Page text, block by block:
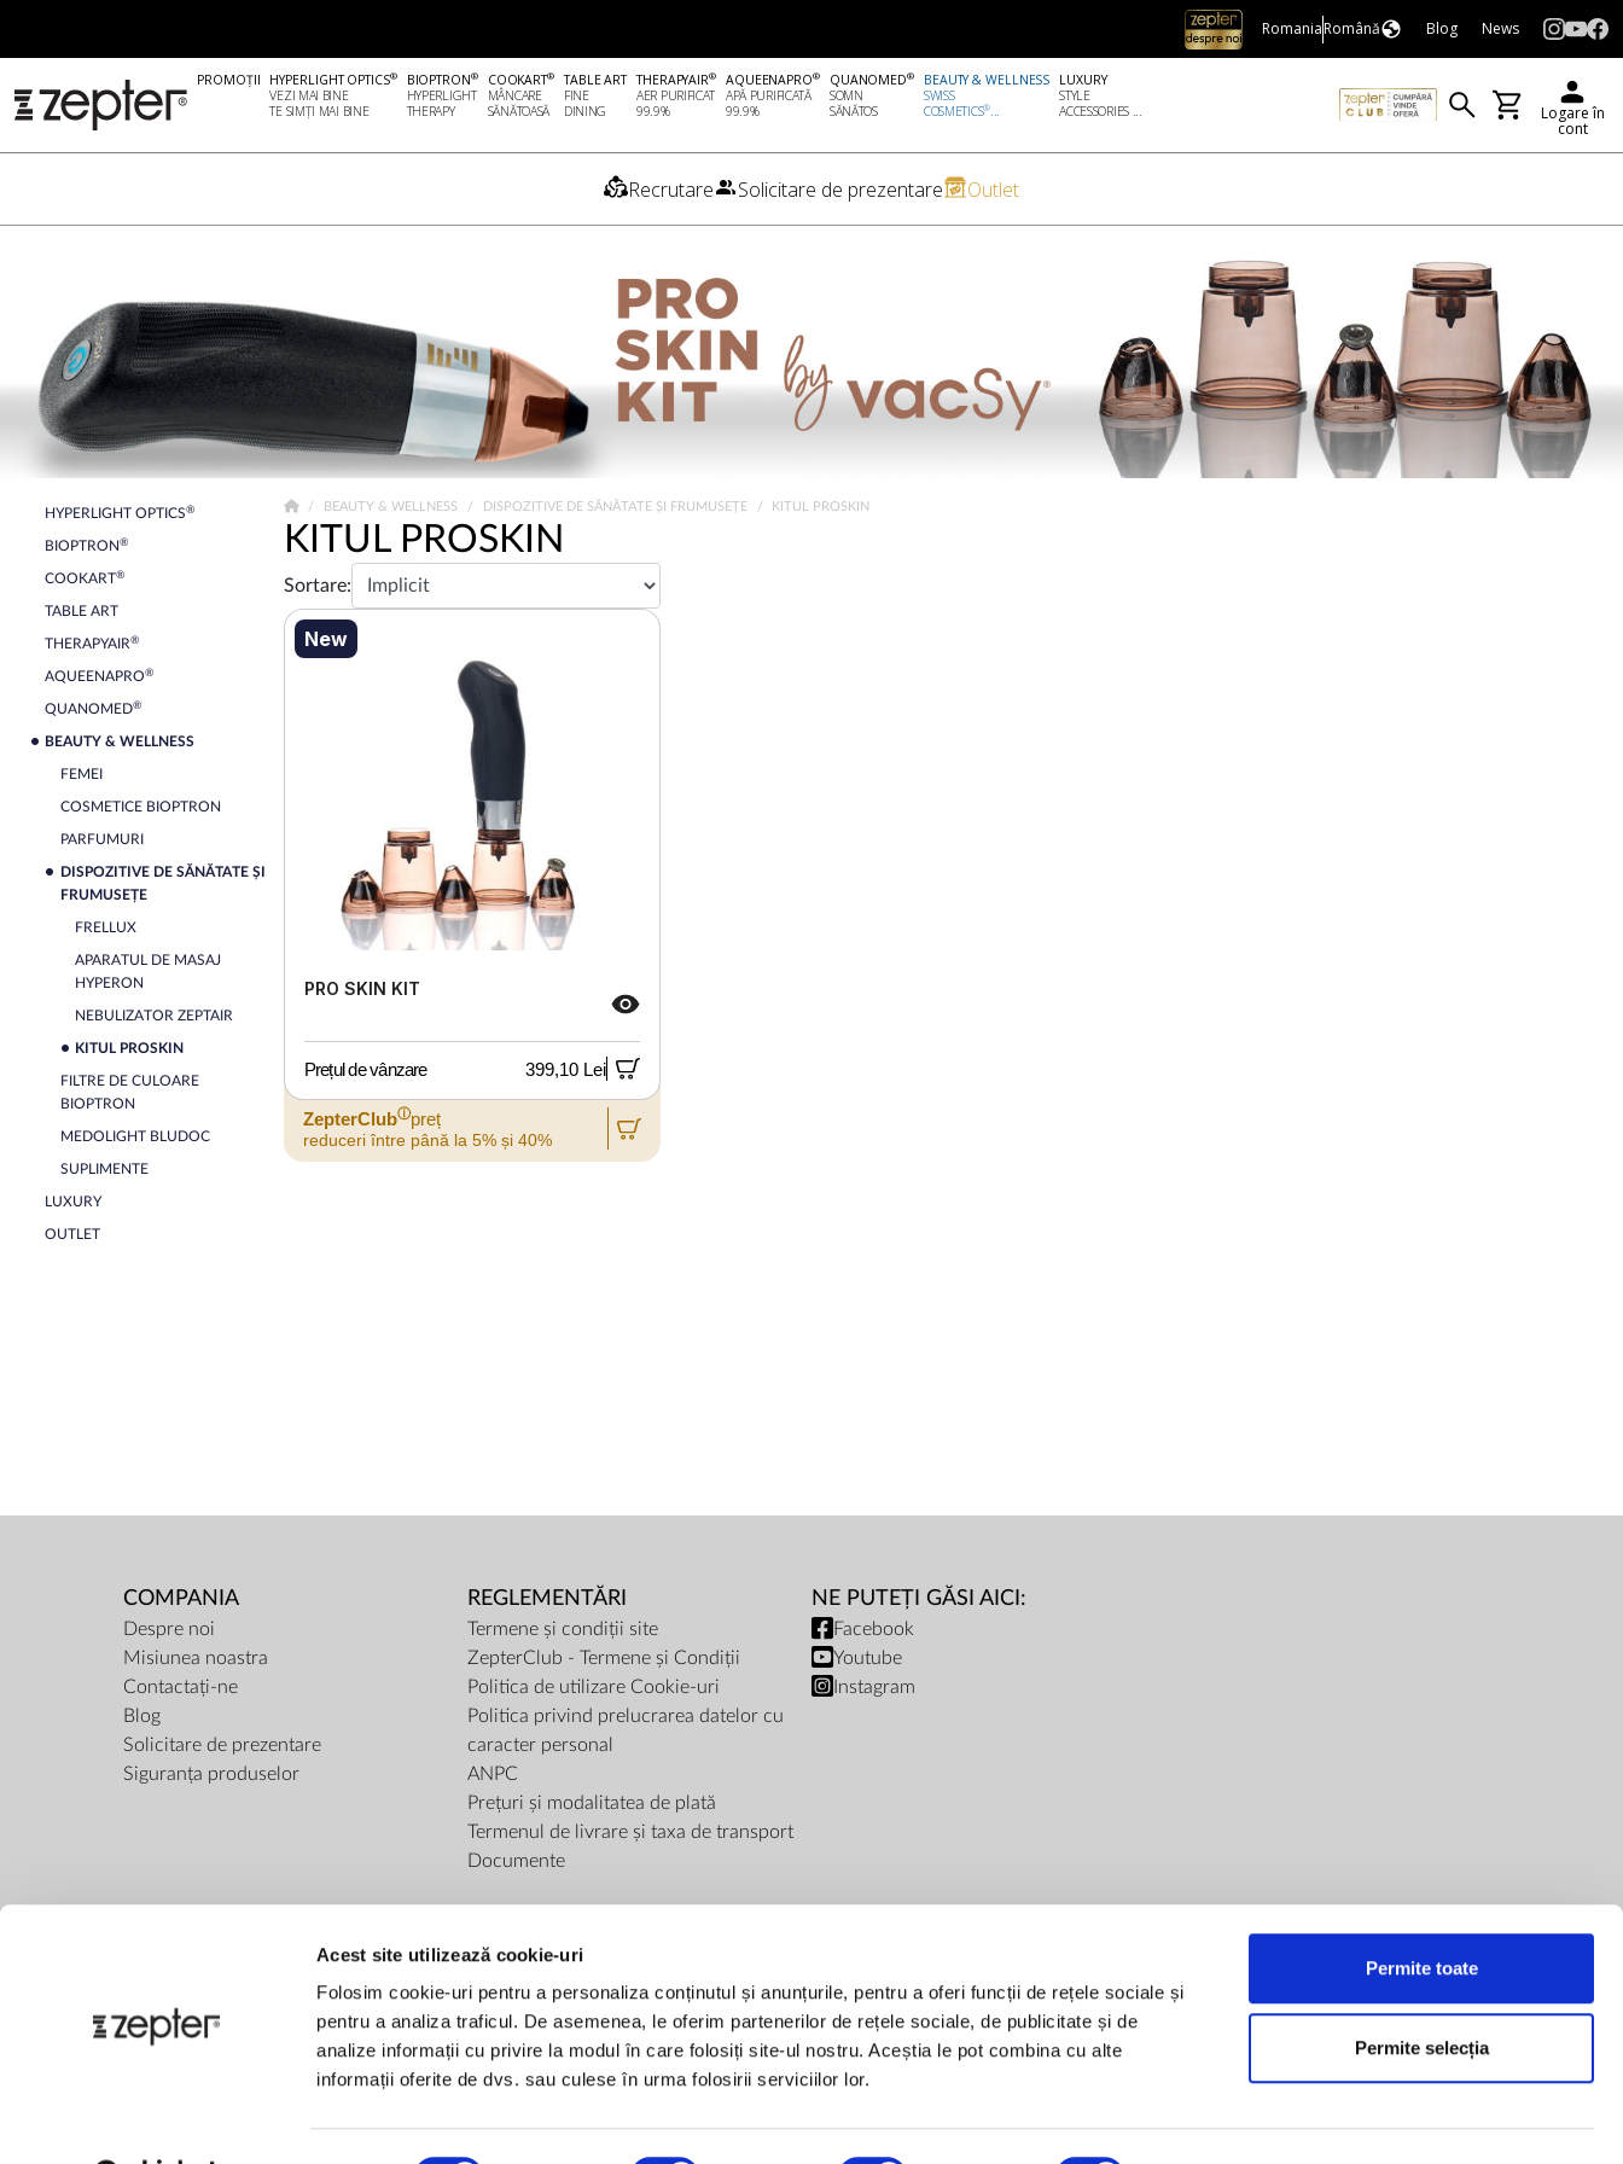
Acest site utilizează cookie-uri
Folosim cookie-uri pentru a personaliza conținutul și anunțurile, pentru a oferi funcții de rețele sociale și
pentru a analiza traficul. De asemenea, le oferim partenerilor de rețele sociale, de publicitate și de
analize informații cu privire la modul în care folosiți site-ul nostru. Aceștia le pot combina cu alte
informații oferite de dvs. sau culese în urma folosirii serviciilor lor.
Permite toate
Permite selecția
RomaniaRomână Blog News
PROMOȚII HYPERLIGHT OPTICS®
VEZI MAI BINE
TE SIMȚI MAI BINE
BIOPTRON®
HYPERLIGHT
THERAPY
COOKART®
MÂNCARE
SĂNĂTOASĂ
TABLE ART
FINE
DINING
THERAPYAIR®
AER PURIFICAT
99.9%
AQUEENAPRO®
APĂ PURIFICATĂ
99.9%
QUANOMED®
SOMN
SĂNĂTOS
BEAUTY & WELLNESS
SWISS
COSMETICS®...
LUXURY
STYLE
ACCESSORIES ...
Logare în
cont
Recrutare Solicitare de prezentare Outlet
HYPERLIGHT OPTICS®
BIOPTRON®
COOKART®
TABLE ART
THERAPYAIR®
AQUEENAPRO®
QUANOMED®
BEAUTY & WELLNESS
FEMEI
COSMETICE BIOPTRON
PARFUMURI
DISPOZITIVE DE SĂNĂTATE ȘI
FRUMUSEȚE
FRELLUX
APARATUL DE MASAJ
HYPERON
NEBULIZATOR ZEPTAIR
KITUL PROSKIN
FILTRE DE CULOARE
BIOPTRON
MEDOLIGHT BLUDOC
SUPLIMENTE
LUXURY
OUTLET
BEAUTY & WELLNESS DISPOZITIVE DE SĂNĂTATE ȘI FRUMUSEȚE KITUL PROSKIN
KITUL PROSKIN
Sortare:
New
PRO SKIN KIT
Prețul de vânzare 399,10 Lei
ZepterClubⓘpreț
reduceri între până la 5% și 40%
COMPANIA
Despre noi
Misiunea noastra
Contactați-ne
Blog
Solicitare de prezentare
Siguranța produselor
REGLEMENTĂRI
Termene și condiții site
ZepterClub - Termene și Condiții
Politica de utilizare Cookie-uri
Politica privind prelucrarea datelor cu
caracter personal
ANPC
Prețuri și modalitatea de plată
Termenul de livrare și taxa de transport
Documente
NE PUTEȚI GĂSI AICI:
Facebook
Youtube
Instagram
METODE DE PLATĂ